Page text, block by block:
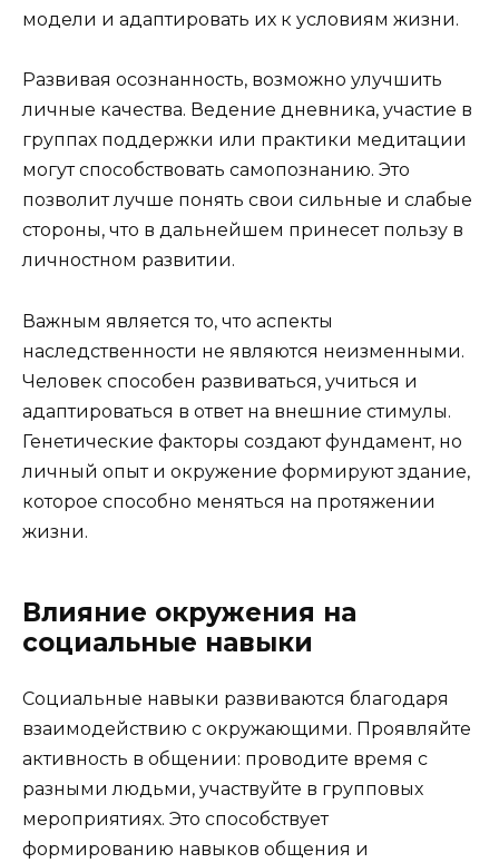
модели и адаптировать их к условиям жизни.
Развивая осознанность, возможно улучшить
личные качества. Ведение дневника, участие в
группах поддержки или практики медитации
могут способствовать самопознанию. Это
позволит лучше понять свои сильные и слабые
стороны, что в дальнейшем принесет пользу в
личностном развитии.
Важным является то, что аспекты
наследственности не являются неизменными.
Человек способен развиваться, учиться и
адаптироваться в ответ на внешние стимулы.
Генетические факторы создают фундамент, но
личный опыт и окружение формируют здание,
которое способно меняться на протяжении
жизни.
Влияние окружения на
социальные навыки
Социальные навыки развиваются благодаря
взаимодействию с окружающими. Проявляйте
активность в общении: проводите время с
разными людьми, участвуйте в групповых
мероприятиях. Это способствует
формированию навыков общения и